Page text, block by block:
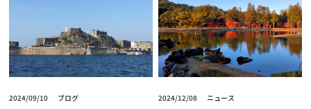
2024/09/10 ブログ 2024/12/08 ニュース